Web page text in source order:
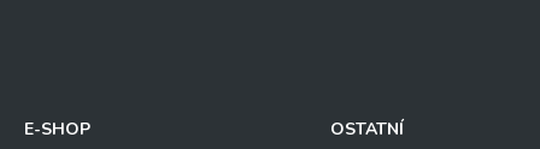
E-SHOP OSTATNÍ